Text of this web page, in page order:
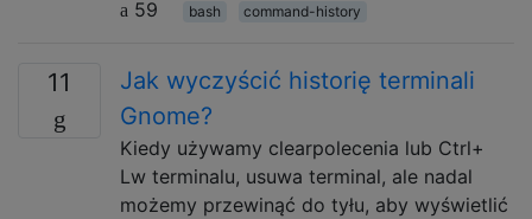
59
bash command-history
11
Jak wyczyścić historię terminali
Gnome?
Kiedy używamy clearpolecenia lub Ctrl+
Lw terminalu, usuwa terminal, ale nadal
możemy przewinąć do tyłu, aby wyświetlić